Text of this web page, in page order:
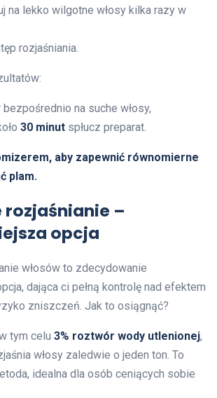
na lekko wilgotne włosy kilka razy w
rozjaśniania.
bezpośrednio na suche włosy,
30 minut spłucz preparat.
aby zapewnić równomierne
plam.
rozjaśnianie –
opcja
włosów to zdecydowanie
dająca ci pełną kontrolę nad efektem
zniszczeń. Jak to osiągnąć?
tym celu 3% roztwór wody utlenionej,
włosy zaledwie o jeden ton. To
idealna dla osób ceniących sobie